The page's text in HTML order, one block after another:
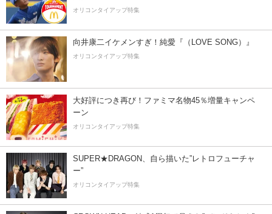
オリコンタイアップ特集
向井康二イケメンすぎ！純愛『（LOVE SONG）』
オリコンタイアップ特集
大好評につき再び！ファミマ名物45％増量キャンペ
ーン
オリコンタイアップ特集
SUPER★DRAGON、自ら描いた”レトロフューチャ
ー”
オリコンタイアップ特集